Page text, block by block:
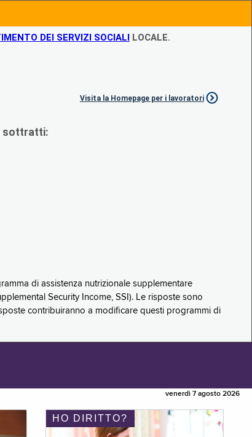
DEI SERVIZI SOCIALI LOCALE.
Visita la Homepage per i lavoratori
sottratti:
di assistenza nutrizionale supplementare
Security Income, SSI). Le risposte sono
contribuiranno a modificare questi programmi di
venerdì 7 agosto 2026
HO DIRITTO?